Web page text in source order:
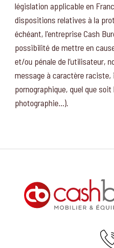
législation applicable en
dispositions relatives à la
échéant, l'entreprise Cash
possibilité de mettre en
et/ou pénale de l’utilisateur,
message à caractère
pornographique, quel que
photographie…).